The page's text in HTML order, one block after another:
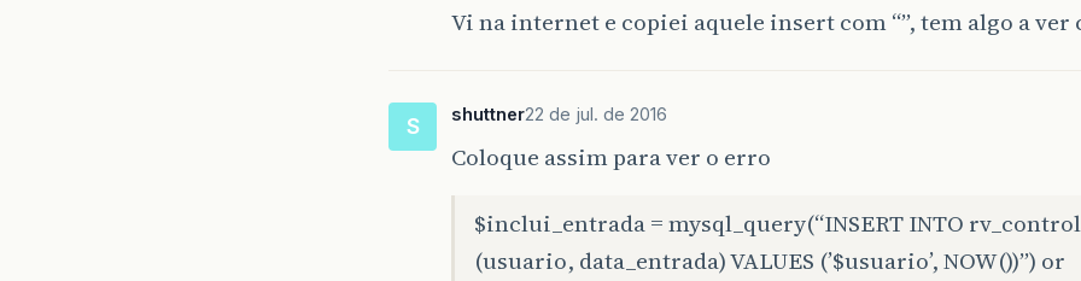
Vi na internet e copiei aquele insert com “”, tem algo a ver
S shuttner22 de jul. de 2016
Coloque assim para ver o erro
$inclui_entrada = mysql_query(“INSERT INTO
(usuario, data_entrada) VALUES (’$usuario’, NOW())”) or